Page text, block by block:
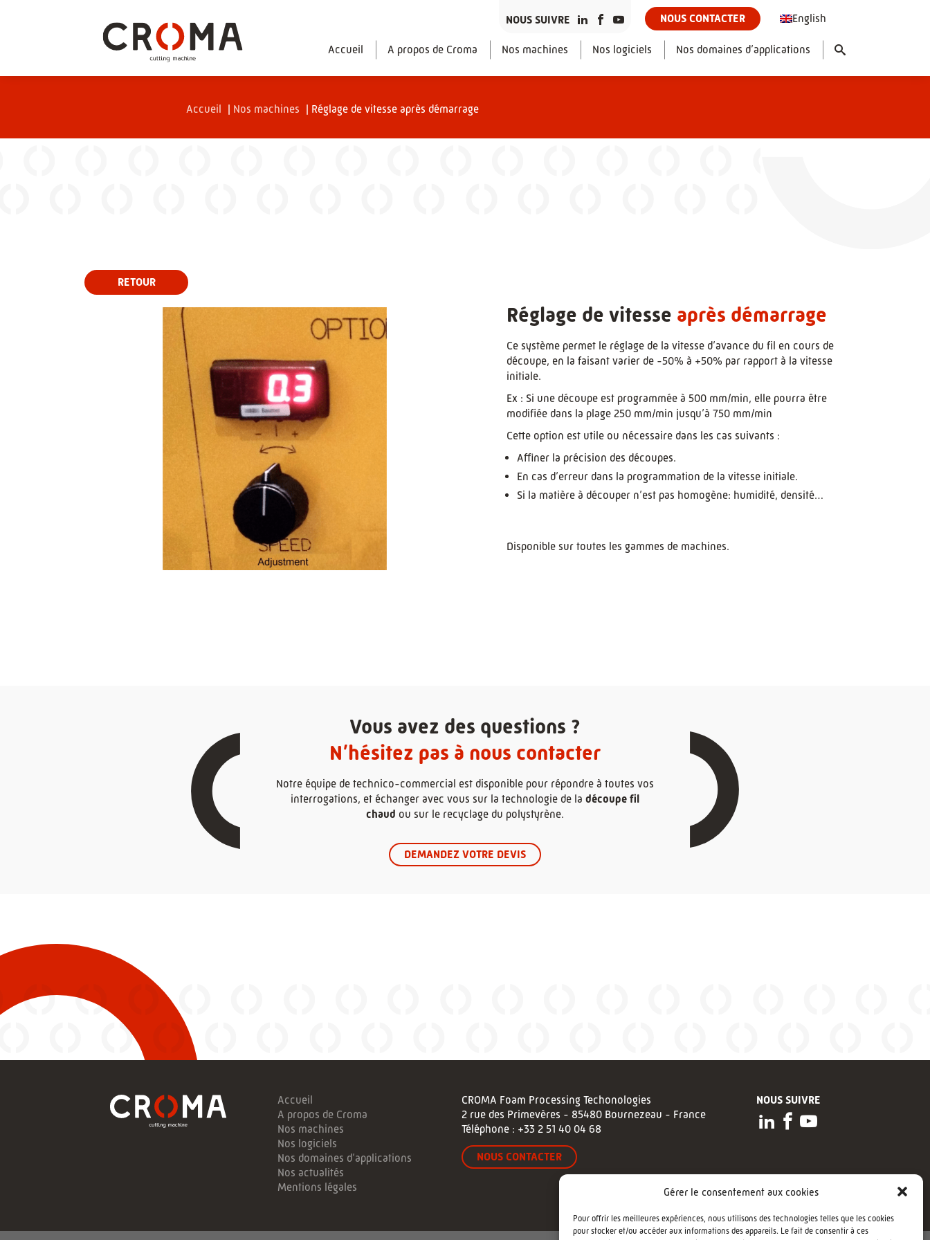
Gérer le consentement aux cookies
Pour offrir les meilleures expériences, nous utilisons des technologies telles que les cookies
pour stocker et/ou accéder aux informations des appareils. Le fait de consentir à ces
NOUS SUIVRE NOUS CONTACTER English
Accueil A propos de Croma Nos machines Nos logiciels Nos domaines d’applications
Accueil | Nos machines | Réglage de vitesse après démarrage
Réglage de vitesse après démarrage
Ce système permet le réglage de la vitesse d’avance du fil en cours de
découpe, en la faisant varier de -50% à +50% par rapport à la vitesse
initiale.
Ex : Si une découpe est programmée à 500 mm/min, elle pourra être
modifiée dans la plage 250 mm/min jusqu’à 750 mm/min
Cette option est utile ou nécessaire dans les cas suivants :
Affiner la précision des découpes.
En cas d’erreur dans la programmation de la vitesse initiale.
Si la matière à découper n’est pas homogène: humidité, densité…
Disponible sur toutes les gammes de machines.
Vous avez des questions ?
N’hésitez pas à nous contacter
Notre équipe de technico-commercial est disponible pour répondre à toutes vos
interrogations, et échanger avec vous sur la technologie de la découpe fil
chaud ou sur le recyclage du polystyrène.
DEMANDEZ VOTRE DEVIS
Accueil
A propos de Croma
Nos machines
Nos logiciels
Nos domaines d’applications
Nos actualités
Mentions légales
CROMA Foam Processing Techonologies
2 rue des Primevères - 85480 Bournezeau - France
Téléphone : +33 2 51 40 04 68
NOUS CONTACTER
NOUS SUIVRE